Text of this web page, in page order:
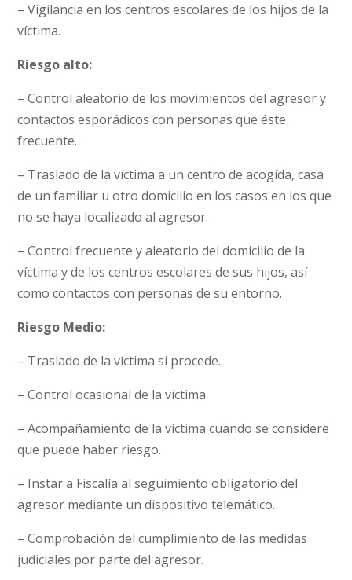
– Vigilancia en los centros escolares de los hijos de la
víctima.
Riesgo alto:
– Control aleatorio de los movimientos del agresor y
contactos esporádicos con personas que éste
frecuente.
– Traslado de la víctima a un centro de acogida, casa
de un familiar u otro domicilio en los casos en los que
no se haya localizado al agresor.
– Control frecuente y aleatorio del domicilio de la
víctima y de los centros escolares de sus hijos, así
como contactos con personas de su entorno.
Riesgo Medio:
– Traslado de la víctima si procede.
– Control ocasional de la víctima.
– Acompañamiento de la víctima cuando se considere
que puede haber riesgo.
– Instar a Fiscalía al seguimiento obligatorio del
agresor mediante un dispositivo telemático.
– Comprobación del cumplimiento de las medidas
judiciales por parte del agresor.